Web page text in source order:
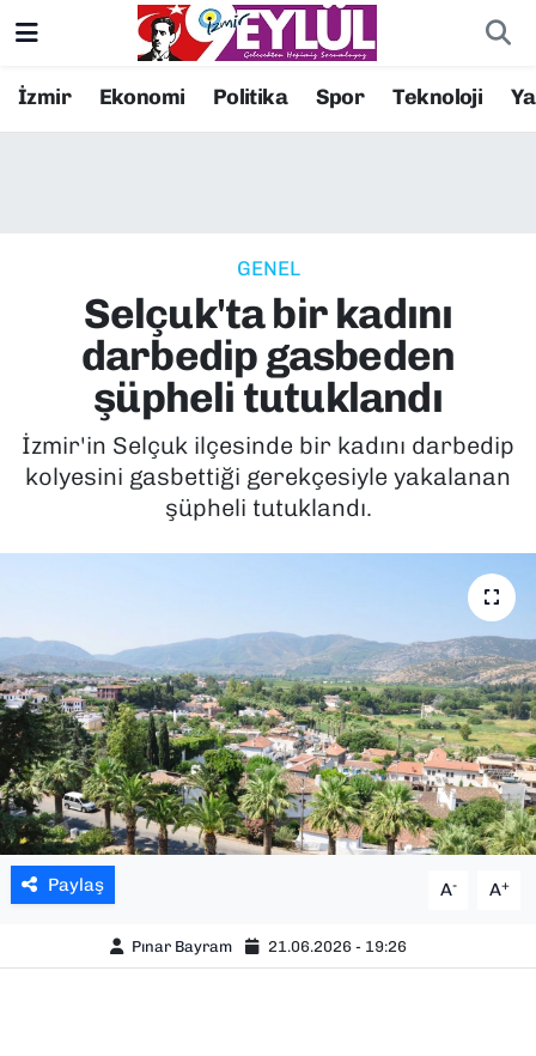
İzmir Ekonomi Politika Spor Teknoloji
GENEL
Selçuk'ta bir kadını
darbedip gasbeden
şüpheli tutuklandı
İzmir'in Selçuk ilçesinde bir kadını darbedip
kolyesini gasbettiği gerekçesiyle yakalanan
şüpheli tutuklandı.
Paylaş A- A+
Pınar Bayram 21.06.2026 - 19:26
Resmi İlanlar
EKONOMİ
KÜLTÜR SANAT
MAGAZİN
SPOR
TEKNOLOJİ
YAŞAM
YEREL YÖNETİMLER
Konak Nöbetçi Eczaneler
Süper Lig Puan Durumu ve Fikstür
Tüm Manşetler
Son Dakika Haberleri
Haber Arşivi